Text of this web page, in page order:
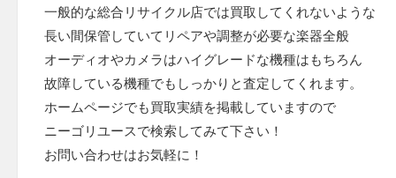
一般的な総合リサイクル店では買取してくれないような
長い間保管していてリペアや調整が必要な楽器全般
オーディオやカメラはハイグレードな機種はもちろん
故障している機種でもしっかりと査定してくれます。
ホームページでも買取実績を掲載していますので
ニーゴリユースで検索してみて下さい！
お問い合わせはお気軽に！